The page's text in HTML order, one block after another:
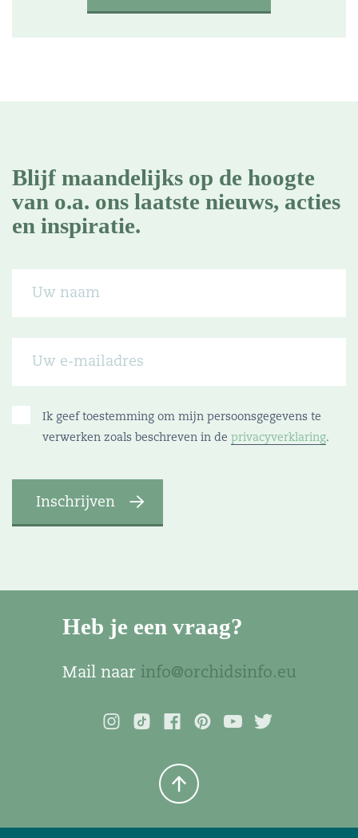
Blijf maandelijks op de hoogte
van o.a. ons laatste nieuws, acties
en inspiratie.
Ik geef toestemming om mijn persoonsgegevens te
verwerken zoals beschreven in de privacyverklaring.
Heb je een vraag?
Mail naar info@orchidsinfo.eu